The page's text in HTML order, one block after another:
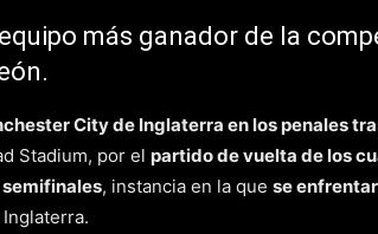
más ganador de la
City de Inglaterra en los penales
Stadium, por el partido de vuelta de los
, instancia en la que se